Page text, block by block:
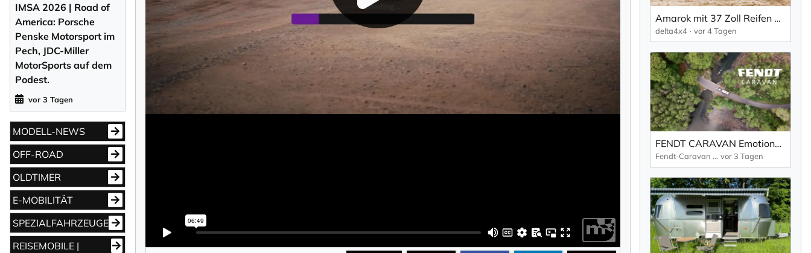
IMSA 2026 | Road of
America: Porsche
Penske Motorsport im
Pech, JDC-Miller
MotorSports auf dem
Podest.
vor 3 Tagen
MODELL-NEWS
OFF-ROAD
OLDTIMER
E-MOBILITÄT
SPEZIALFAHRZEUGE
REISEMOBILE |
Amarok mit 37 Zoll Reifen mit delta4x4 Umbau
delta4x4 vor 4 Tagen
FENDT CARAVAN Emotionen Film 2027
Fendt-Caravan GmbH vor 3 Tagen